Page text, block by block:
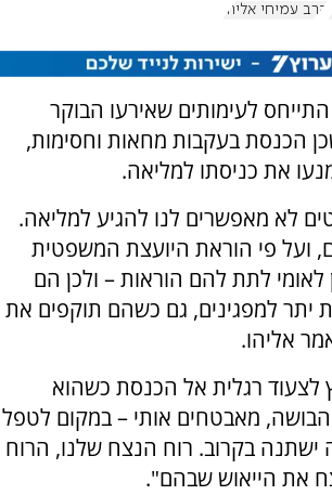
הרב עמיחי אליהו
לעימותים שאירעו הבוקר
הכנסת בעקבות מחאות וחסימות,
את כניסתו למליאה.
לא מאפשרים לנו להגיע למליאה.
ועל פי הוראת היועצת המשפטית
לאומי לתת להם הוראות – ולכן הם
יתר למפגינים, גם כשהם תוקפים את
אליהו.
לצעוד רגלית אל הכנסת כשהוא
מאבטחים אותי – במקום לטפל
ישתנה בקרוב. רוח הנצח שלנו, הרוח
את הייאוש שבהם".